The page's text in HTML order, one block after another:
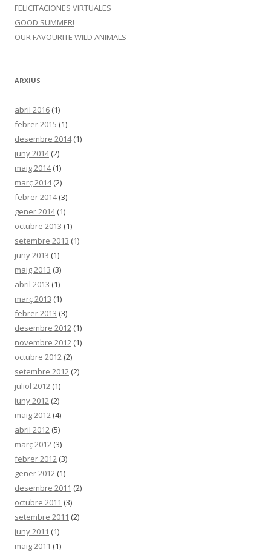
FELICITACIONES VIRTUALES
GOOD SUMMER!
OUR FAVOURITE WILD ANIMALS
ARXIUS
abril 2016 (1)
febrer 2015 (1)
desembre 2014(1)
juny 2014(2)
maig 2014(1)
març 2014(2)
febrer 2014(3)
gener 2014(1)
octubre 2013 (1)
setembre 2013 (1)
juny 2013 (1)
maig 2013 (3)
abril 2013 (1)
març 2013 (1)
febrer 2013 (3)
desembre 2012 (1)
novembre 2012 (1)
octubre 2012 (2)
setembre 2012 (2)
juliol 2012 (1)
juny 2012 (2)
maig 2012 (4)
abril 2012 (5)
març 2012 (3)
febrer 2012 (3)
gener 2012 (1)
desembre 2011 (2)
octubre 2011 (3)
setembre 2011 (2)
juny 2011 (1)
maig 2011 (1)